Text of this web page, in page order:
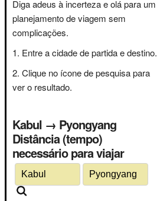
Diga adeus à incerteza e olá para um
planejamento de viagem sem
complicações.
Entre a cidade de partida e destino.
Clique no ícone de pesquisa para
ver o resultado.
Kabul → Pyongyang
Distância (tempo)
necessário para viajar